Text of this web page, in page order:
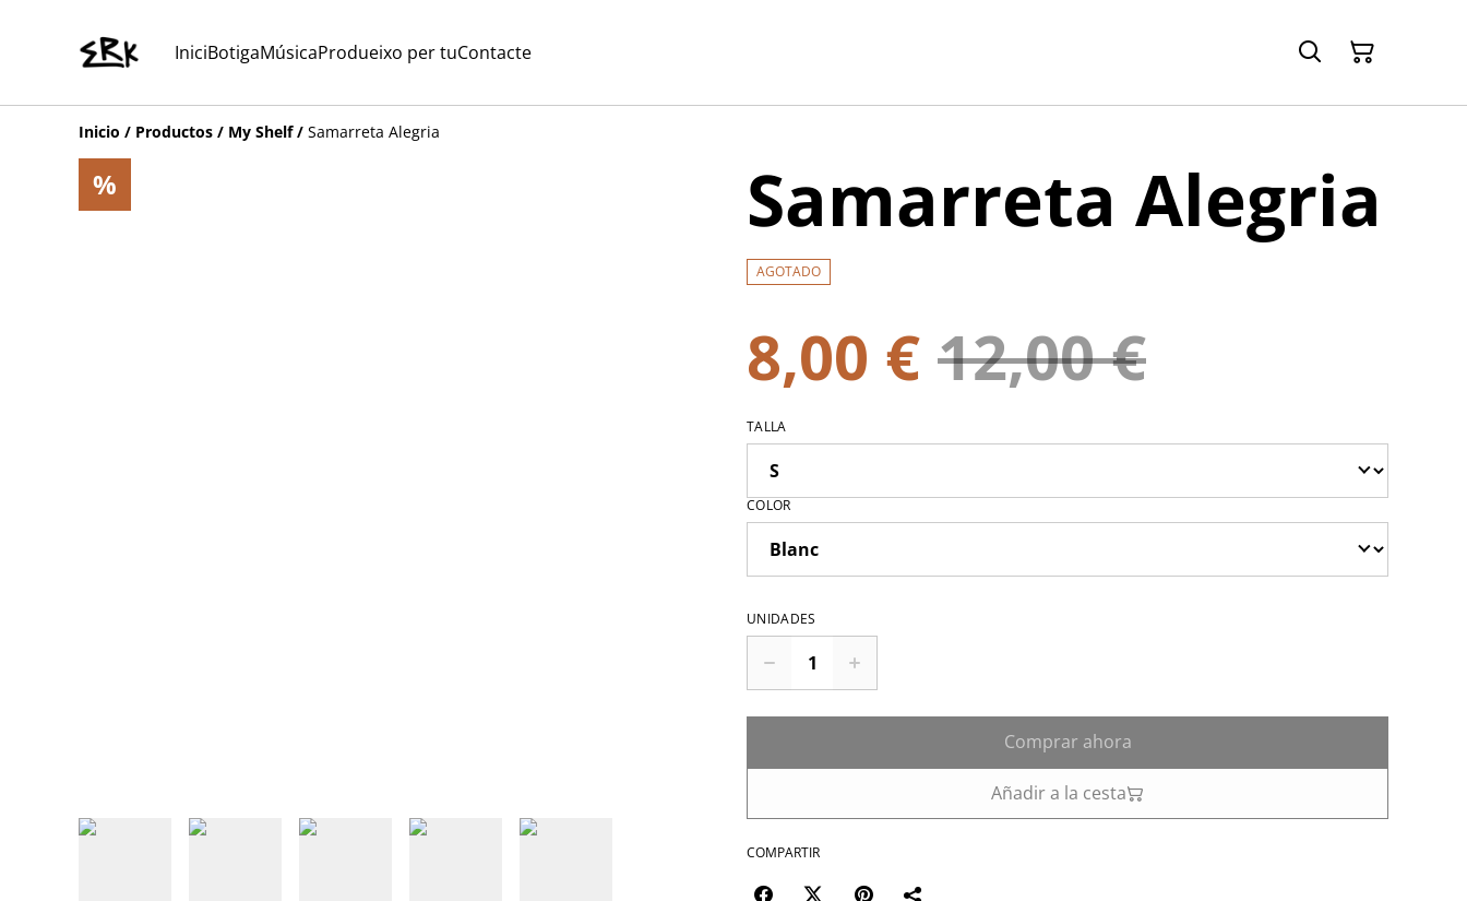
IniciBotigaMúsicaProdueixo per tuContacte
Inicio / Productos / My Shelf / Samarreta Alegria
% Samarreta Alegria
AGOTADO
8,00 € 12,00 €
TALLA
COLOR
UNIDADES
Comprar ahora
Añadir a la cesta
COMPARTIR